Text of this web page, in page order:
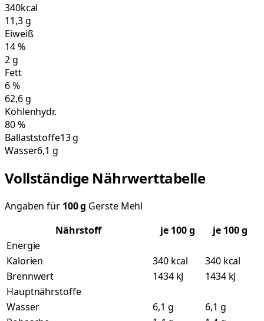
340kcal
11,3g
Eiweiß
14%
2g
Fett
6%
62,6g
Kohlenhydr.
80%
Ballaststoffe13 g
Wasser6,1 g
Vollständige Nährwerttabelle
Angaben für 100g Gerste Mehl
Nährstoff
je 100g
je 100 g
Energie
Kalorien
340 kcal
340 kcal
Brennwert
1434 kJ
1434 kJ
Hauptnährstoffe
Wasser
6,1 g
6,1 g